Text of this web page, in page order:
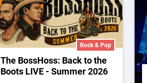
Rock & Pop
The BossHoss: Back to the
Boots LIVE - Summer 2026